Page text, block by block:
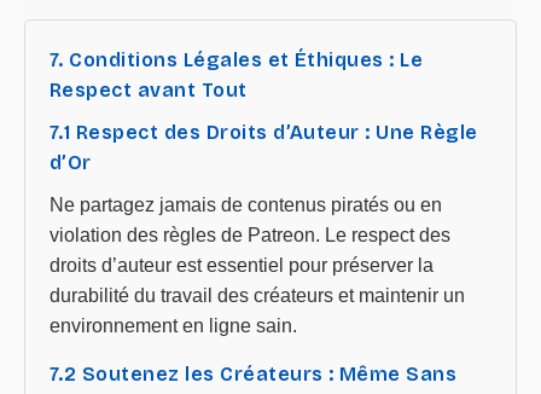
7. Conditions Légales et Éthiques : Le
Respect avant Tout
7.1 Respect des Droits d’Auteur : Une Règle
d’Or
Ne partagez jamais de contenus piratés ou en
violation des règles de Patreon. Le respect des
droits d’auteur est essentiel pour préserver la
durabilité du travail des créateurs et maintenir un
environnement en ligne sain.
7.2 Soutenez les Créateurs : Même Sans